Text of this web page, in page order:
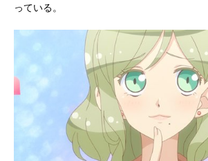
っている。